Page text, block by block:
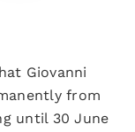
Giovanni
from
until 30 June